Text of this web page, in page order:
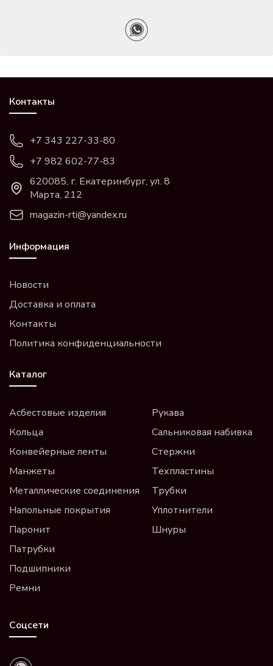
Контакты
+7 343 227-33-80
+7 982 602-77-83
620085, г. Екатеринбург, ул. 8
Марта, 212
magazin-rti@yandex.ru
Информация
Новости
Доставка и оплата
Контакты
Политика конфиденциальности
Каталог
Асбестовые изделия
Кольца
Конвейерные ленты
Манжеты
Металлические соединения
Напольные покрытия
Паронит
Патрубки
Подшипники
Ремни
Рукава
Сальниковая набивка
Стержни
Техпластины
Трубки
Уплотнители
Шнуры
Соцсети